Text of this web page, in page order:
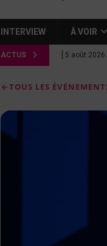
INTERVIEW À VOIR
ACTUS [ 5 août 2026 ]
[ 3 août
femme »
modernité,
pour
TOUS LES